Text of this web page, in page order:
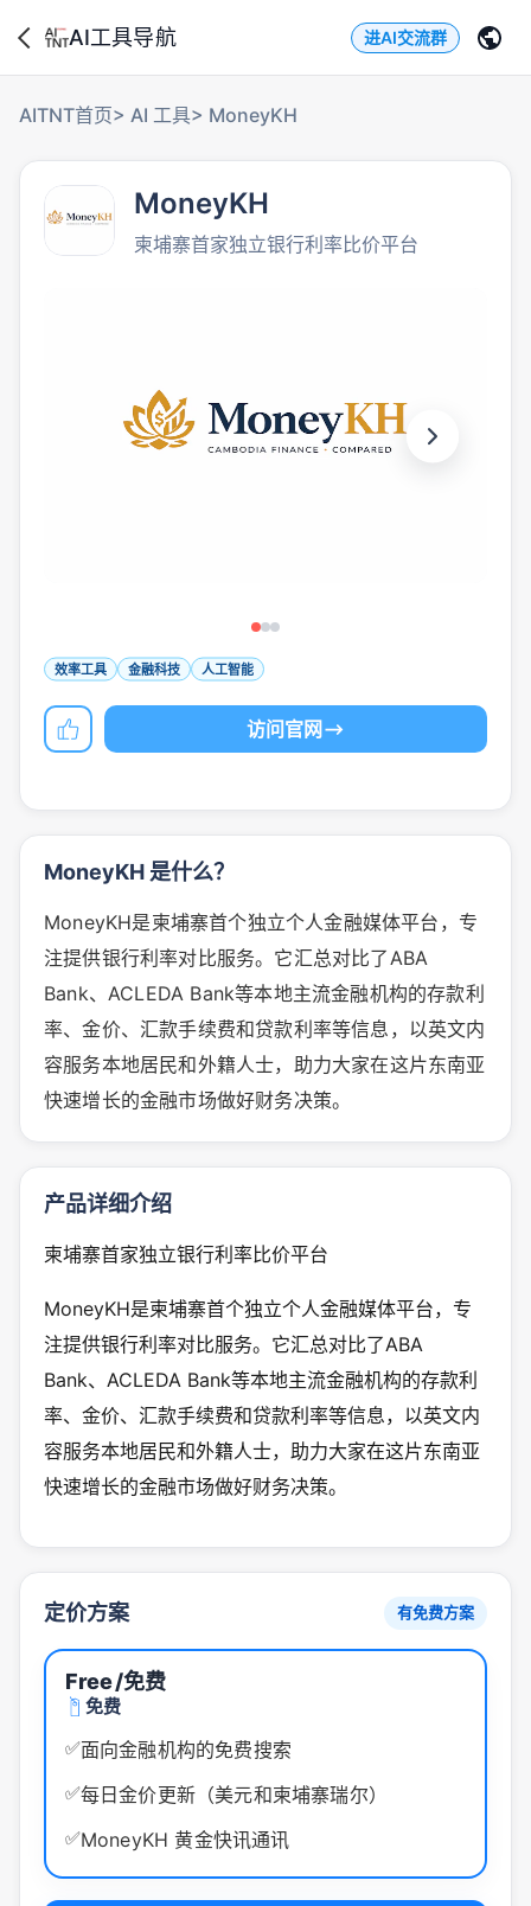
AI工具导航 进AI交流群
AITNT首页> AI 工具> MoneyKH
MoneyKH
柬埔寨首家独立银行利率比价平台
效率工具 金融科技 人工智能
访问官网
MoneyKH 是什么？
MoneyKH是柬埔寨首个独立个人金融媒体平台，专
注提供银行利率对比服务。它汇总对比了ABA
Bank、ACLEDA Bank等本地主流金融机构的存款利
率、金价、汇款手续费和贷款利率等信息，以英文内
容服务本地居民和外籍人士，助力大家在这片东南亚
快速增长的金融市场做好财务决策。
产品详细介绍
柬埔寨首家独立银行利率比价平台
MoneyKH是柬埔寨首个独立个人金融媒体平台，专
注提供银行利率对比服务。它汇总对比了ABA
Bank、ACLEDA Bank等本地主流金融机构的存款利
率、金价、汇款手续费和贷款利率等信息，以英文内
容服务本地居民和外籍人士，助力大家在这片东南亚
快速增长的金融市场做好财务决策。
定价方案 有免费方案
Free/免费
免费
✅面向金融机构的免费搜索
✅每日金价更新（美元和柬埔寨瑞尔）
✅MoneyKH 黄金快讯通讯